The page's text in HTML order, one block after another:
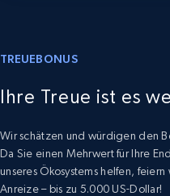
TREUEBONUS
Ihre Treue ist es
Wir schätzen und würdigen den
Da Sie einen Mehrwert für Ihre
unseres Ökosystems helfen,
Anreize – bis zu 5.000 US-Dollar!